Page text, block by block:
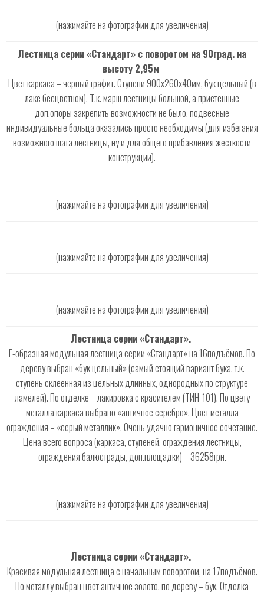
(нажимайте на фотографии для увеличения)
Лестница серии «Стандарт» с поворотом на 90град. на
высоту 2,95м
Цвет каркаса – черный графит. Ступени 900х260х40мм, бук цельный (в
лаке бесцветном). Т.к. марш лестницы большой, а пристенные
доп.опоры закрепить возможности не было, подвесные
индивидуальные больца оказались просто необходимы (для избегания
возможного шата лестницы, ну и для общего прибавления жесткости
конструкции).
(нажимайте на фотографии для увеличения)
(нажимайте на фотографии для увеличения)
(нажимайте на фотографии для увеличения)
Лестница серии «Стандарт».
Г-образная модульная лестница серии «Стандарт» на 16подъёмов. По
дереву выбран «бук цельный» (самый стоящий вариант бука, т.к.
ступень склеенная из цельных длинных, однородных по структуре
ламелей). По отделке – лакировка с красителем (ТИН-101). По цвету
металла каркаса выбрано «античное серебро». Цвет металла
ограждения – «серый металлик». Очень удачно гармоничное сочетание.
Цена всего вопроса (каркаса, ступеней, ограждения лестницы,
ограждения балюстрады, доп.площадки) – 36258грн.
(нажимайте на фотографии для увеличения)
Лестница серии «Стандарт».
Красивая модульная лестница с начальным поворотом, на 17подъёмов.
По металлу выбран цвет античное золото, по дереву – бук. Отделка